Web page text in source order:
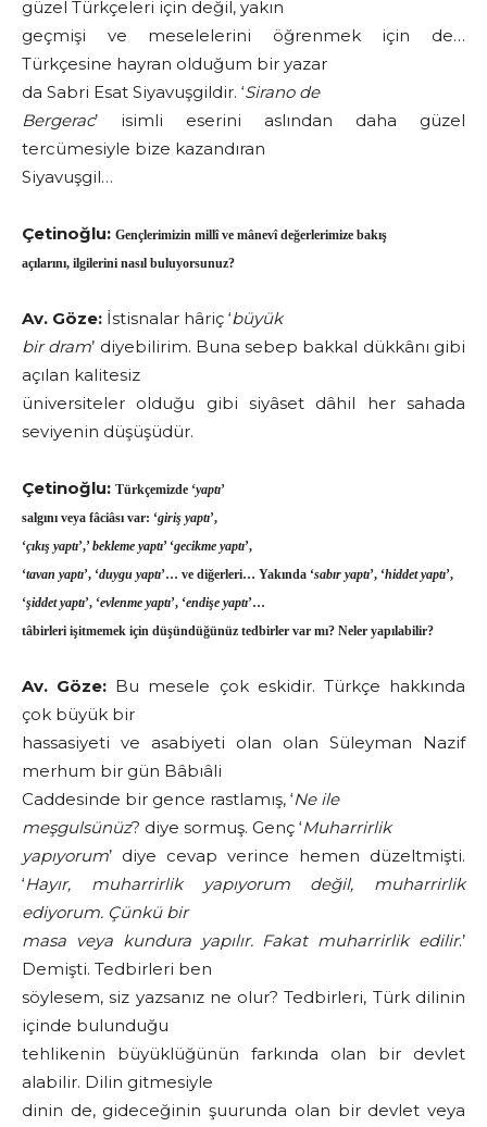
güzel Türkçeleri için değil, yakın
geçmişi ve meselelerini öğrenmek için de…
Türkçesine hayran olduğum bir yazar
da Sabri Esat Siyavuşgildir. ‘Sirano de
Bergerac’ isimli eserini aslından daha güzel
tercümesiyle bize kazandıran
Siyavuşgil…
Çetinoğlu: Gençlerimizin millî ve mânevî değerlerimize bakış
açılarını, ilgilerini nasıl buluyorsunuz?
Av. Göze: İstisnalar hâriç ‘büyük
bir dram’ diyebilirim. Buna sebep bakkal dükkânı gibi
açılan kalitesiz
üniversiteler olduğu gibi siyâset dâhil her sahada
seviyenin düşüşüdür.
Çetinoğlu: Türkçemizde ‘yaptı’
salgını veya fâciâsı var: ‘giriş yaptı’,
‘çıkış yaptı’,’ bekleme yaptı’ ‘gecikme yaptı’,
‘tavan yaptı’, ‘duygu yaptı’… ve diğerleri… Yakında ‘sabır yaptı’, ‘hiddet yaptı’,
‘şiddet yaptı’, ‘evlenme yaptı’, ‘endişe yaptı’…
tâbirleri işitmemek için düşündüğünüz tedbirler var mı? Neler yapılabilir?
Av. Göze: Bu mesele çok eskidir. Türkçe hakkında
çok büyük bir
hassasiyeti ve asabiyeti olan olan Süleyman Nazif
merhum bir gün Bâbıâli
Caddesinde bir gence rastlamış, ‘Ne ile
meşgulsünüz? diye sormuş. Genç ‘Muharrirlik
yapıyorum’ diye cevap verince hemen düzeltmişti.
‘Hayır, muharrirlik yapıyorum değil, muharrirlik
ediyorum. Çünkü bir
masa veya kundura yapılır. Fakat muharrirlik edilir.’
Demişti. Tedbirleri ben
söylesem, siz yazsanız ne olur? Tedbirleri, Türk dilinin
içinde bulunduğu
tehlikenin büyüklüğünün farkında olan bir devlet
alabilir. Dilin gitmesiyle
dinin de, gideceğinin şuurunda olan bir devlet veya